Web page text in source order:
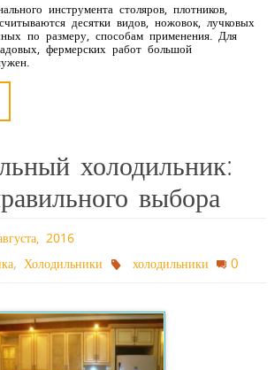
инструмента столяров, плотников,
десятки видов, ножовок, лучковых
по размеру, способам применения. Для
фермерских работ большой
холодильник:
выбора
2016
,Холодильники холодильники 0